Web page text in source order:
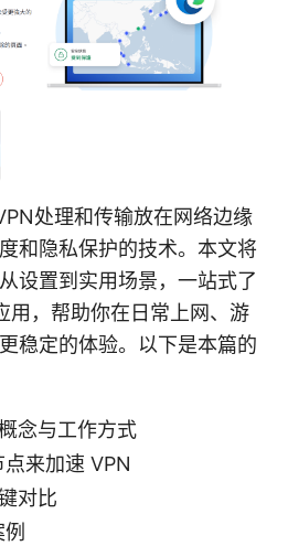
处理和传输放在网络边缘
和隐私保护的技术。本文将
设置到实用场景，一站式了
用，帮助你在日常上网、游
稳定的体验。以下是本篇的
念与工作方式
来加速 VPN
对比